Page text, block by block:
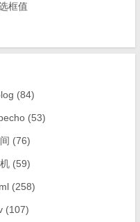
框值
(84)
(53)
(76)
(59)
(258)
(107)